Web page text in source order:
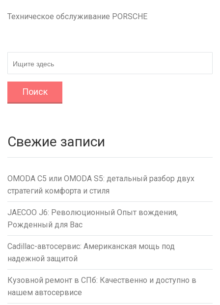
Техническое обслуживание PORSCHE
Свежие записи
OMODA C5 или OMODA S5: детальный разбор двух
стратегий комфорта и стиля
JAECOO J6: Революционный Опыт вождения,
Рожденный для Вас
Cadillac-автосервис: Американская мощь под
надежной защитой
Кузовной ремонт в СПб: Качественно и доступно в
нашем автосервисе